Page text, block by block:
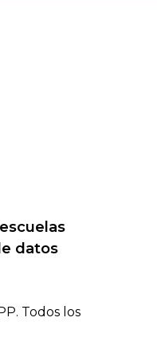
datos
Todos los